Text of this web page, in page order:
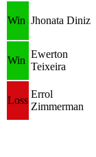
Win Jhonata Diniz
Win
Ewerton
Teixeira
Loss
Errol
Zimmerman